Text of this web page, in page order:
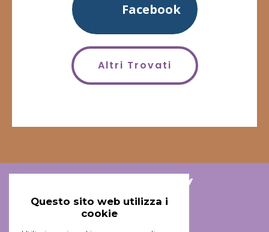
Facebook
Altri Trovati
Associazione Arischiogatti ODV
Questo sito web utilizza i
cookie